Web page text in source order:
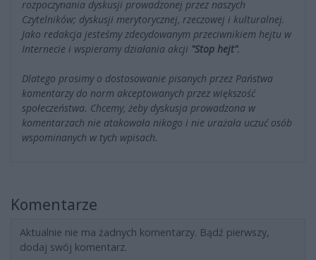
rozpoczynania dyskusji prowadzonej przez naszych
Czytelników; dyskusji merytorycznej, rzeczowej i kulturalnej.
Jako redakcja jesteśmy zdecydowanym przeciwnikiem hejtu w
Internecie i wspieramy działania akcji "Stop hejt".
Dlatego prosimy o dostosowanie pisanych przez Państwa
komentarzy do norm akceptowanych przez większość
społeczeństwa. Chcemy, żeby dyskusja prowadzona w
komentarzach nie atakowała nikogo i nie urażała uczuć osób
wspominanych w tych wpisach.
Komentarze
Aktualnie nie ma żadnych komentarzy. Bądź pierwszy,
dodaj swój komentarz.